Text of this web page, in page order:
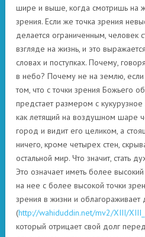
шире и выше, когда смотришь на
зрения. Если же точка зрения
делается ограниченным, человек
взгляде на жизнь, и это
словах и поступках. Почему,
в небо? Почему не на землю,
том, что с точки зрения Божьего
предстает размером с
как летящий на воздушном шаре
город и видит его целиком, а
ничего, кроме четырех стен,
остальной мир. Что значит, стать
Это означает иметь более
на нее с более высокой точки
зрения в жизни и облагораживает
(http://wahiduddin.net/mv2/XIII/
который отрицает свой долг